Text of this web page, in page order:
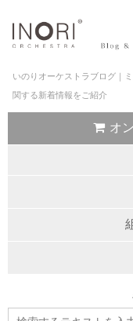
いのりオーケストラブログ｜
関する新着情報をご紹介
オ